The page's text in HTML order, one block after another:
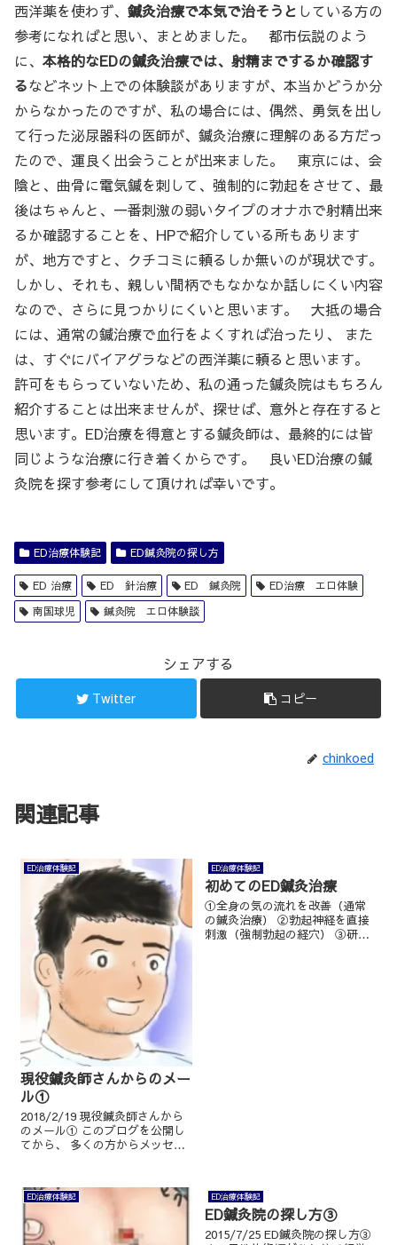
西洋薬を使わず、 鍼灸治療で本気で治そうと している方の
参考になればと思い、まとめました。 都市伝説のよう
に、 本格的なEDの鍼灸治療では、射精までするか確認す
るなどネット上での体験談がありますが、本当かどうか分
からなかったのですが、私の場合には、偶然、勇気を出し
て行った泌尿器科の医師が、鍼灸治療に理解のある方だっ
たので、運良く出会うことが出来ました。 東京には、会
陰と、曲骨に電気鍼を刺して、強制的に勃起をさせて、最
後はちゃんと、一番刺激の弱いタイプのオナホで射精出来
るか確認することを、HPで紹介している所もあります
が、地方ですと、クチコミに頼るしか無いのが現状です。
しかし、それも、親しい間柄でもなかなか話しにくい内容
なので、さらに見つかりにくいと思います。 大抵の場合
には、通常の鍼治療で血行をよくすれば治ったり、 また
は、すぐにバイアグラなどの西洋薬に頼ると思います。
許可をもらっていないため、私の通った鍼灸院はもちろん
紹介することは出来ませんが、探せば、意外と存在すると
思います。ED治療を得意とする鍼灸師は、最終的には皆
同じような治療に行き着くからです。 良いED治療の鍼
灸院を探す参考にして頂ければ幸いです。
ED治療体験記 ED鍼灸院の探し方
ED 治療 ED 針治療 ED 鍼灸院
ED治療 エロ体験
南国球児
鍼灸院 エロ体験談
シェアする
Twitter コピー
chinkoed
関連記事
ED治療体験記
現役鍼灸師さんからのメー
ル①
2018/2/19 現役鍼灸師さんから
のメール① このブログを公開し
てから、 多くの方からメッセー
トな感じの内容は、 メールで頂
きます。 今回はその中で、現
役の鍼灸師さんから...
ED治療体験記
初めてのED鍼灸治療 ​
①全身の気の流れを改善（通常
の鍼灸治療） ②勃起神経を直接
刺激（強制勃起の経穴） ③研究
ED治療体験記 ED治療体験記
ED鍼灸院の探し方③
2015/7/25 ED鍼灸院の探し方③